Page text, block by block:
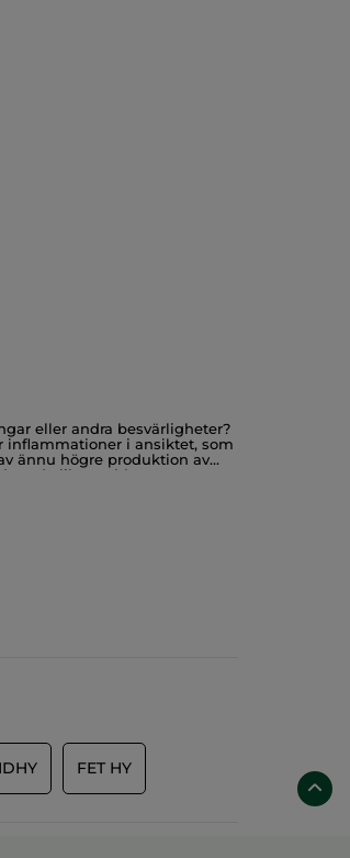
eller andra besvärligheter?
inflammationer i ansiktet, som
ännu högre produktion av
med olika problem.
är ovanligt torr eller fet, är
FET HY